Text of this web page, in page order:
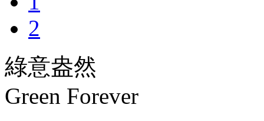
2
綠意盎然
Green Forever